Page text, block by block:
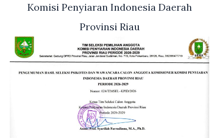
Komisi Penyiaran Indonesia Daerah
Provinsi Riau